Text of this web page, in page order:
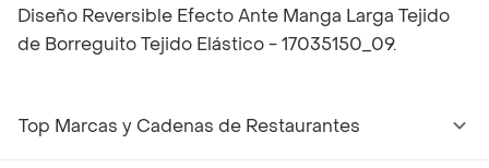
Diseño Reversible Efecto Ante Manga Larga Tejido
de Borreguito Tejido Elástico - 17035150_09.
Top Marcas y Cadenas de Restaurantes